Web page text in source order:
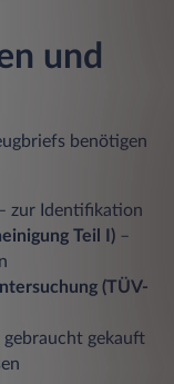
und
benötigen
zur Identifikation
Teil I) –
(TÜV-
gebraucht gekauft